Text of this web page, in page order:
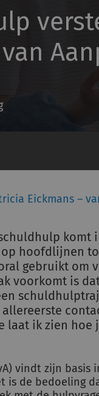
Eickmans –
hoofdlijnen
gebruikt om
voorkomt is
laat ik zien hoe
vindt zijn basis
is de bedoeling